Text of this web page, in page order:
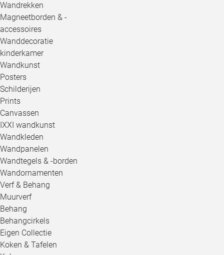
Wandrekken
Magneetborden & -
accessoires
Wanddecoratie
kinderkamer
Wandkunst
Posters
Schilderijen
Prints
Canvassen
IXXI wandkunst
Wandkleden
Wandpanelen
Wandtegels & -borden
Wandornamenten
Verf & Behang
Muurverf
Behang
Behangcirkels
Eigen Collectie
Koken & Tafelen